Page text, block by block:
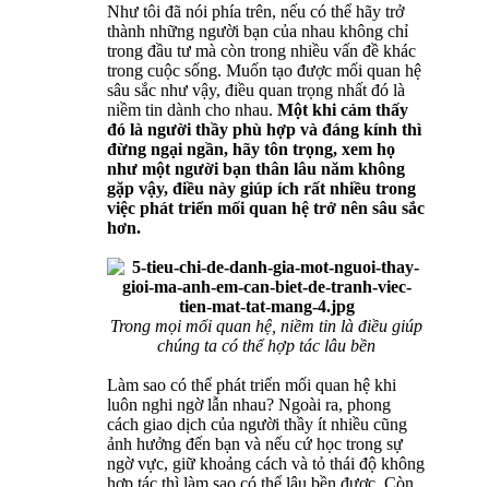
Như tôi đã nói phía trên, nếu có thể hãy trở
thành những người bạn của nhau không chỉ
trong đầu tư mà còn trong nhiều vấn đề khác
trong cuộc sống. Muốn tạo được mối quan hệ
sâu sắc như vậy, điều quan trọng nhất đó là
niềm tin dành cho nhau. Một khi cảm thấy
đó là người thầy phù hợp và đáng kính thì
đừng ngại ngần, hãy tôn trọng, xem họ
như một người bạn thân lâu năm không
gặp vậy, điều này giúp ích rất nhiều trong
việc phát triển mối quan hệ trở nên sâu sắc
hơn.
Trong mọi mối quan hệ, niềm tin là điều giúp
chúng ta có thể hợp tác lâu bền
Làm sao có thể phát triển mối quan hệ khi
luôn nghi ngờ lẫn nhau? Ngoài ra, phong
cách giao dịch của người thầy ít nhiều cũng
ảnh hưởng đến bạn và nếu cứ học trong sự
ngờ vực, giữ khoảng cách và tỏ thái độ không
hợp tác thì làm sao có thể lâu bền được. Còn